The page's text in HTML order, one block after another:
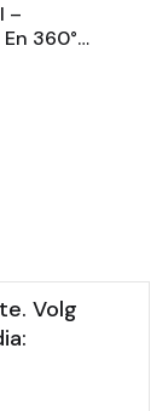
–
360°
Volg